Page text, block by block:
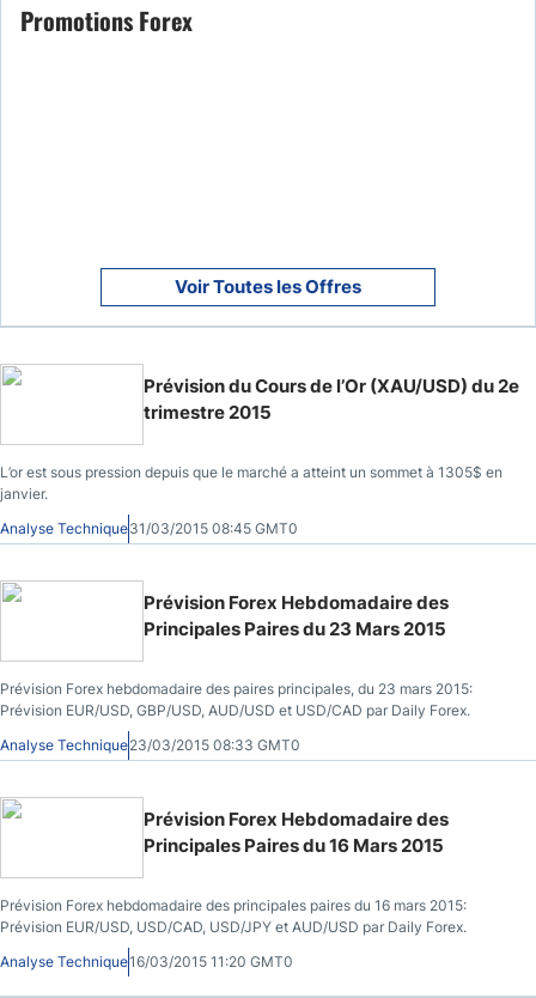
Promotions Forex
Voir Toutes les Offres
Prévision du Cours de l’Or (XAU/USD) du 2e
trimestre 2015
L’or est sous pression depuis que le marché a atteint un sommet à 1305$ en
janvier.
Analyse Technique31/03/2015 08:45 GMT0
Prévision Forex Hebdomadaire des
Principales Paires du 23 Mars 2015
Prévision Forex hebdomadaire des paires principales, du 23 mars 2015:
Prévision EUR/USD, GBP/USD, AUD/USD et USD/CAD par Daily Forex.
Analyse Technique23/03/2015 08:33 GMT0
Prévision Forex Hebdomadaire des
Principales Paires du 16 Mars 2015
Prévision Forex hebdomadaire des principales paires du 16 mars 2015:
Prévision EUR/USD, USD/CAD, USD/JPY et AUD/USD par Daily Forex.
Analyse Technique16/03/2015 11:20 GMT0